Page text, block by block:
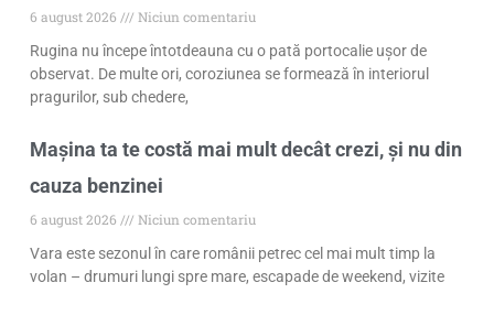
6 august 2026
Niciun comentariu
Rugina nu începe întotdeauna cu o pată portocalie ușor de
observat. De multe ori, coroziunea se formează în interiorul
pragurilor, sub chedere,
Mașina ta te costă mai mult decât crezi, și nu din
cauza benzinei
6 august 2026
Niciun comentariu
Vara este sezonul în care românii petrec cel mai mult timp la
volan – drumuri lungi spre mare, escapade de weekend, vizite